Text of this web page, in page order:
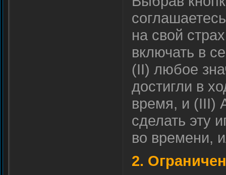
на свой
включать в
(II) любое
достигли в
время, и (III)
сделать эту
во времени,
2.